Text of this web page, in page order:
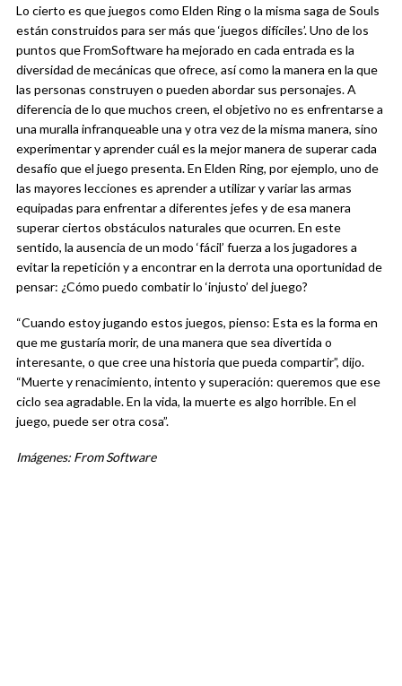
Lo cierto es que juegos como Elden Ring o la misma saga de Souls
están construidos para ser más que ‘juegos difíciles’. Uno de los
puntos que FromSoftware ha mejorado en cada entrada es la
diversidad de mecánicas que ofrece, así como la manera en la que
las personas construyen o pueden abordar sus personajes. A
diferencia de lo que muchos creen, el objetivo no es enfrentarse a
una muralla infranqueable una y otra vez de la misma manera, sino
experimentar y aprender cuál es la mejor manera de superar cada
desafío que el juego presenta. En Elden Ring, por ejemplo, uno de
las mayores lecciones es aprender a utilizar y variar las armas
equipadas para enfrentar a diferentes jefes y de esa manera
superar ciertos obstáculos naturales que ocurren. En este
sentido, la ausencia de un modo ‘fácil’ fuerza a los jugadores a
evitar la repetición y a encontrar en la derrota una oportunidad de
pensar: ¿Cómo puedo combatir lo ‘injusto’ del juego?
“Cuando estoy jugando estos juegos, pienso: Esta es la forma en
que me gustaría morir, de una manera que sea divertida o
interesante, o que cree una historia que pueda compartir”, dijo.
“Muerte y renacimiento, intento y superación: queremos que ese
ciclo sea agradable. En la vida, la muerte es algo horrible. En el
juego, puede ser otra cosa”.
Imágenes: From Software